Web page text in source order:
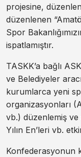
projesine,
düzenlenen
Spor
ispatlamıştır.
TASKK’a bağlı
ve Belediyeler
kurumlarca yeni
organizasyonları
vb.) düzenlemiş ve
Yılın En’leri vb.
Konfederasyonun